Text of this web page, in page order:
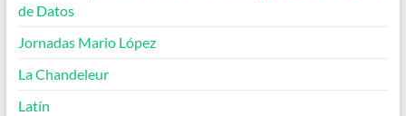
de Datos
Jornadas Mario López
La Chandeleur
Latín